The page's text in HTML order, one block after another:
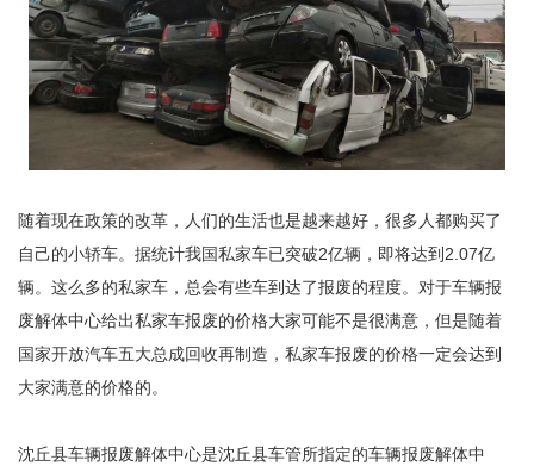
随着现在政策的改革，人们的生活也是越来越好，很多人都购买了
自己的小轿车。据统计我国私家车已突破2亿辆，即将达到2.07亿
辆。这么多的私家车，总会有些车到达了报废的程度。对于车辆报
废解体中心给出私家车报废的价格大家可能不是很满意，但是随着
国家开放汽车五大总成回收再制造，私家车报废的价格一定会达到
大家满意的价格的。
沈丘县车辆报废解体中心是沈丘县车管所指定的车辆报废解体中